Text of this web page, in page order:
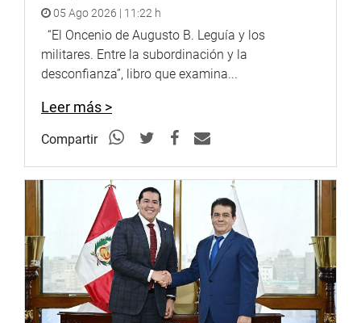
05 Ago 2026 | 11:22 h
“El Oncenio de Augusto B. Leguía y los
militares. Entre la subordinación y la
desconfianza”, libro que examina...
Leer más >
Compartir